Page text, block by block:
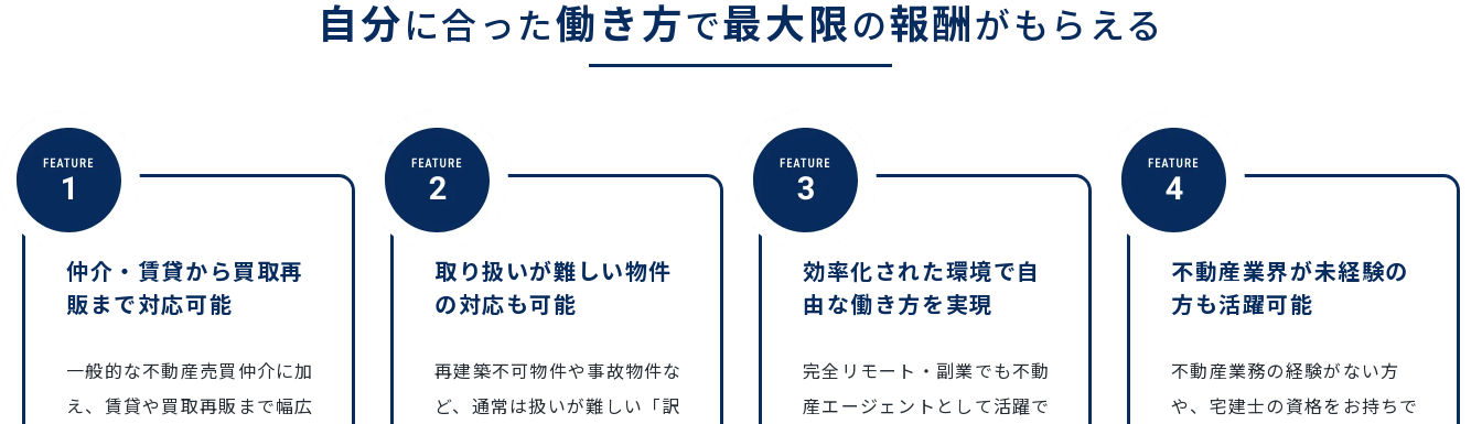
自分に合った働き方で最大限の報酬がもらえる
仲介・賃貸から買取再
販まで対応可能
一般的な不動産売買仲介に加
え、賃貸や買取再販まで幅広
取り扱いが難しい物件
の対応も可能
再建築不可物件や事故物件な
ど、通常は扱いが難しい「訳
効率化された環境で自
由な働き方を実現
完全リモート・副業でも不動
産エージェントとして活躍で
不動産業界が未経験の
方も活躍可能
不動産業務の経験がない方
や、宅建士の資格をお持ちで